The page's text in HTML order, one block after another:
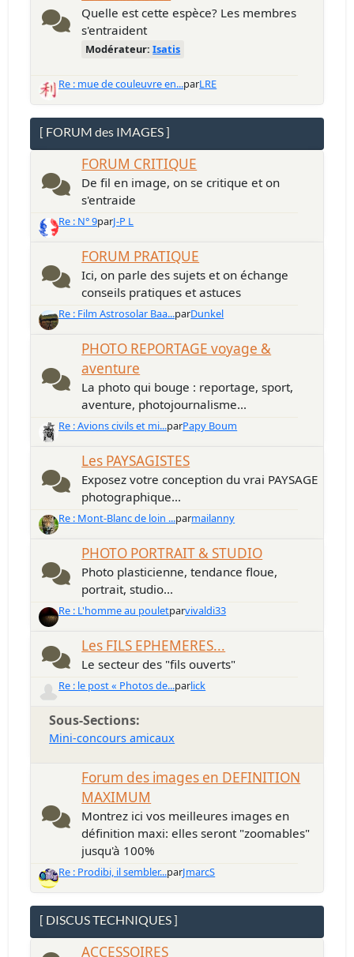
Quelle est cette espèce? Les membres
s'entraident
Modérateur:Isatis
Re : mue de couleuvre en...parLRE
[ FORUM des IMAGES ]
FORUM CRITIQUE
De fil en image, on se critique et on
s'entraide
Re : N° 9parJ-P L
FORUM PRATIQUE
Ici, on parle des sujets et on échange
conseils pratiques et astuces
Re : Film Astrosolar Baa...parDunkel
PHOTO REPORTAGE voyage &
aventure
La photo qui bouge : reportage, sport,
aventure, photojournalisme...
Re : Avions civils et mi...parPapy Boum
Les PAYSAGISTES
Exposez votre conception du vrai PAYSAGE
photographique...
Re : Mont-Blanc de loin ...parmailanny
PHOTO PORTRAIT & STUDIO
Photo plasticienne, tendance floue,
portrait, studio...
Re : L'homme au pouletparvivaldi33
Les FILS EPHEMERES...
Le secteur des "fils ouverts"
Re : le post « Photos de...parlick
Sous-Sections
Mini-concours amicaux
Forum des images en DEFINITION
MAXIMUM
Montrez ici vos meilleures images en
définition maxi: elles seront "zoomables"
jusqu'à 100%
Re : Prodibi, il sembler...parJmarcS
[ DISCUS TECHNIQUES ]
ACCESSOIRES